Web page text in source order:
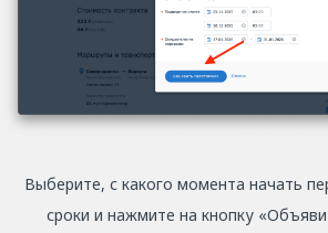
Выберите, с какого момента начать
сроки и нажмите на кнопку